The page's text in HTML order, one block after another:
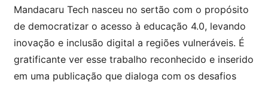
Mandacaru Tech nasceu no sertão com o propósito
de democratizar o acesso à educação 4.0, levando
inovação e inclusão digital a regiões vulneráveis. É
gratificante ver esse trabalho reconhecido e inserido
em uma publicação que dialoga com os desafios